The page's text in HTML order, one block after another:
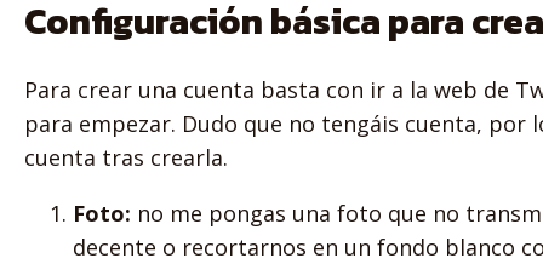
Configuración básica para
Para crear una cuenta basta con ir a la web de
para empezar. Dudo que no tengáis cuenta,
cuenta tras crearla.
Foto: no me pongas una foto que no
decente o recortarnos en un fondo blanco